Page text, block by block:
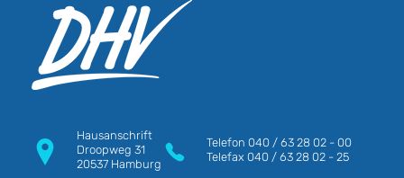
Hausanschrift
Droopweg 31
20537 Hamburg
Telefon 040 / 63 28 02 - 00
Telefax 040 / 63 28 02 - 25